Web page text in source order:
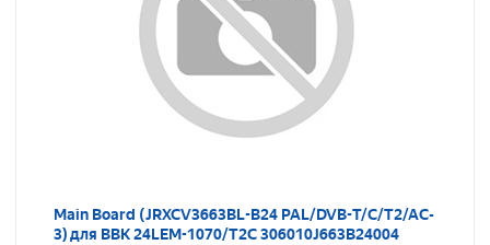
Main Board (JRXCV3663BL-B24 PAL/DVB-T/C/T2/AC-
3) для BBK 24LEM-1070/T2C 306010J663B24004